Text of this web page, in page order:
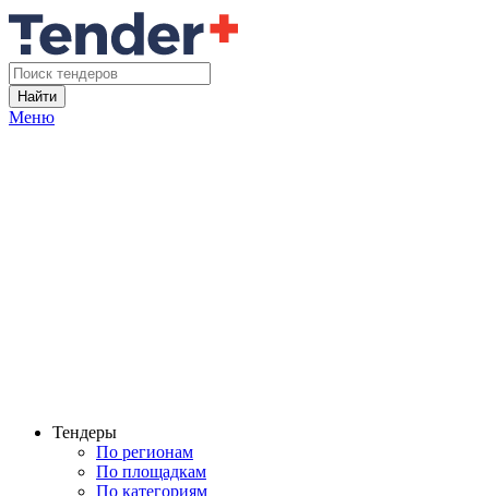
Найти
Меню
Тендеры
По регионам
По площадкам
По категориям